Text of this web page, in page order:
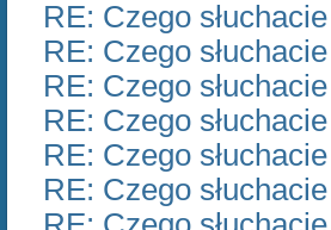
RE: Czego
RE: Czego
RE: Czego
RE: Czego
RE: Czego
RE: Czego